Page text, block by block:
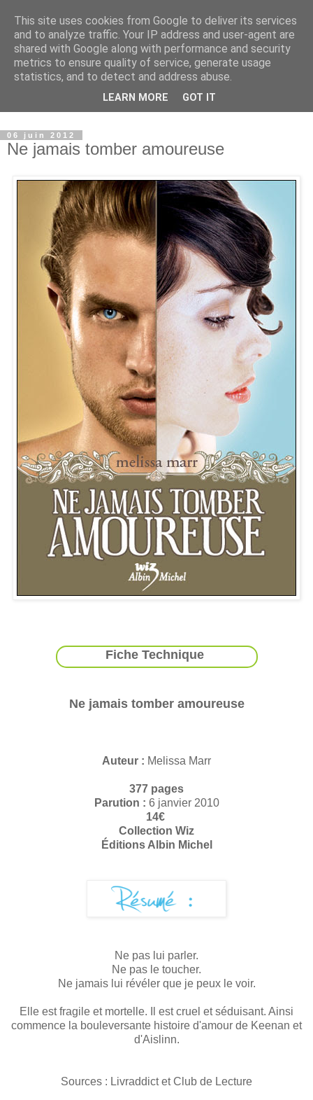
Paradise Book - Un paradis
où les livres sont à
l'honneur
06 juin 2012
Ne jamais tomber amoureuse
Fiche Technique
Ne jamais tomber amoureuse
Auteur : Melissa Marr
377 pages
Parution : 6 janvier 2010
14€
Collection Wiz
Éditions Albin Michel
Ne pas lui parler.
Ne pas le toucher.
Ne jamais lui révéler que je peux le voir.
Elle est fragile et mortelle. Il est cruel et séduisant. Ainsi
commence la bouleversante histoire d'amour de Keenan et
d'Aislinn.
Sources : Livraddict et Club de Lecture
This site uses cookies from Google to deliver its services
and to analyze traffic. Your IP address and user-agent are
shared with Google along with performance and security
metrics to ensure quality of service, generate usage
statistics, and to detect and address abuse.
LEARN MORE GOT IT